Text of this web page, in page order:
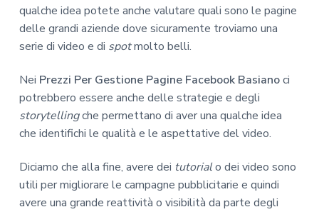
qualche idea potete anche valutare quali sono le pagine
delle grandi aziende dove sicuramente troviamo una
serie di video e di spotmolto belli.
Nei Prezzi Per Gestione Pagine Facebook Basianoci
potrebbero essere anche delle strategie e degli
storytellingche permettano di aver una qualche idea
che identifichi le qualità e le aspettative del video.
Diciamo che alla fine, avere dei tutorialo dei video sono
utili per migliorare le campagne pubblicitarie e quindi
avere una grande reattività o visibilità da parte degli